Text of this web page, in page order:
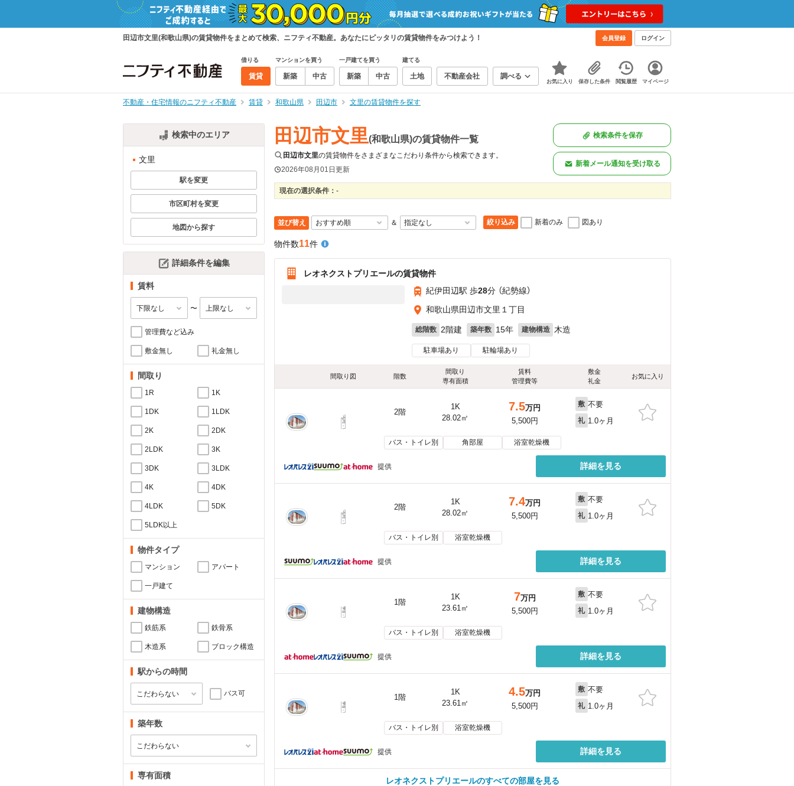
田辺市文里(和歌山県)の賃貸物件をまとめて検索、ニフティ不動産。あなたにピッタリの賃貸物件をみつけよう！ 会員登録 ログイン
借りる
賃貸
マンションを買う
新築 中古
一戸建てを買う
新築 中古
建てる
土地 不動産会社 調べる
お気に入り 保存した条件 閲覧履歴 マイページ
不動産・住宅情報のニフティ不動産 賃貸 和歌山県 田辺市 文里の賃貸物件を探す
検索中のエリア
文里
駅を変更
市区町村を変更
地図から探す
詳細条件を編集
賃料
〜
管理費など込み
敷金無し 礼金無し
間取り
1R 1K
1DK 1LDK
2K 2DK
2LDK 3K
3DK 3LDK
4K 4DK
4LDK 5DK
5LDK以上
物件タイプ
マンション アパート
一戸建て
建物構造
鉄筋系 鉄骨系
木造系 ブロック構造
駅からの時間
バス可
築年数
専有面積
田辺市文里(和歌山県)の賃貸物件一覧
田辺市文里の賃貸物件をさまざまなこだわり条件から検索できます。
2026年08月01日更新
検索条件を保存
新着メール通知を受け取る
現在の選択条件： -
並び替え ＆ 絞り込み 新着のみ 図あり
物件数11件
レオネクストプリエールの賃貸物件
紀伊田辺駅 歩28分 （紀勢線）
和歌山県田辺市文里１丁目
総階数 2階建 築年数 15年 建物構造 木造
駐車場あり 駐輪場あり
間取り図 階数
間取り
専有面積
賃料
管理費等
敷金
礼金
お気に入り
2階
1K
28.02㎡
7.5万円
5,500円
敷 不要
礼 1.0ヶ月
バス・トイレ別 角部屋 浴室乾燥機
提供 詳細を見る
2階
1K
28.02㎡
7.4万円
5,500円
敷 不要
礼 1.0ヶ月
バス・トイレ別 浴室乾燥機
提供 詳細を見る
1階
1K
23.61㎡
7万円
5,500円
敷 不要
礼 1.0ヶ月
バス・トイレ別 浴室乾燥機
提供 詳細を見る
1階
1K
23.61㎡
4.5万円
5,500円
敷 不要
礼 1.0ヶ月
バス・トイレ別 浴室乾燥機
提供 詳細を見る
レオネクストプリエールのすべての部屋を見る